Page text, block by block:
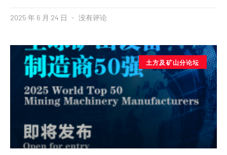
2025 年 6 月 24 日 没有评论
土方及矿山分论坛